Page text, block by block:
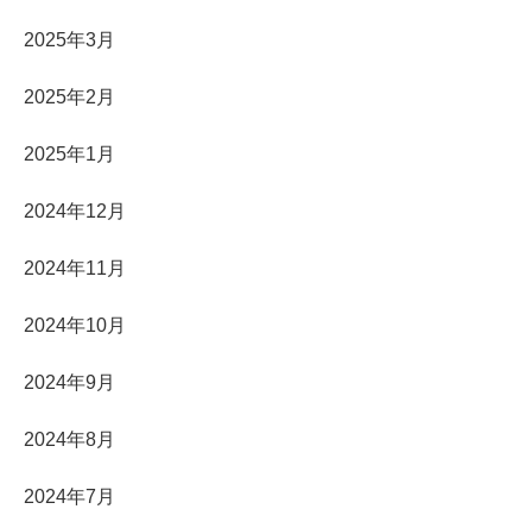
2025年3月
2025年2月
2025年1月
2024年12月
2024年11月
2024年10月
2024年9月
2024年8月
2024年7月